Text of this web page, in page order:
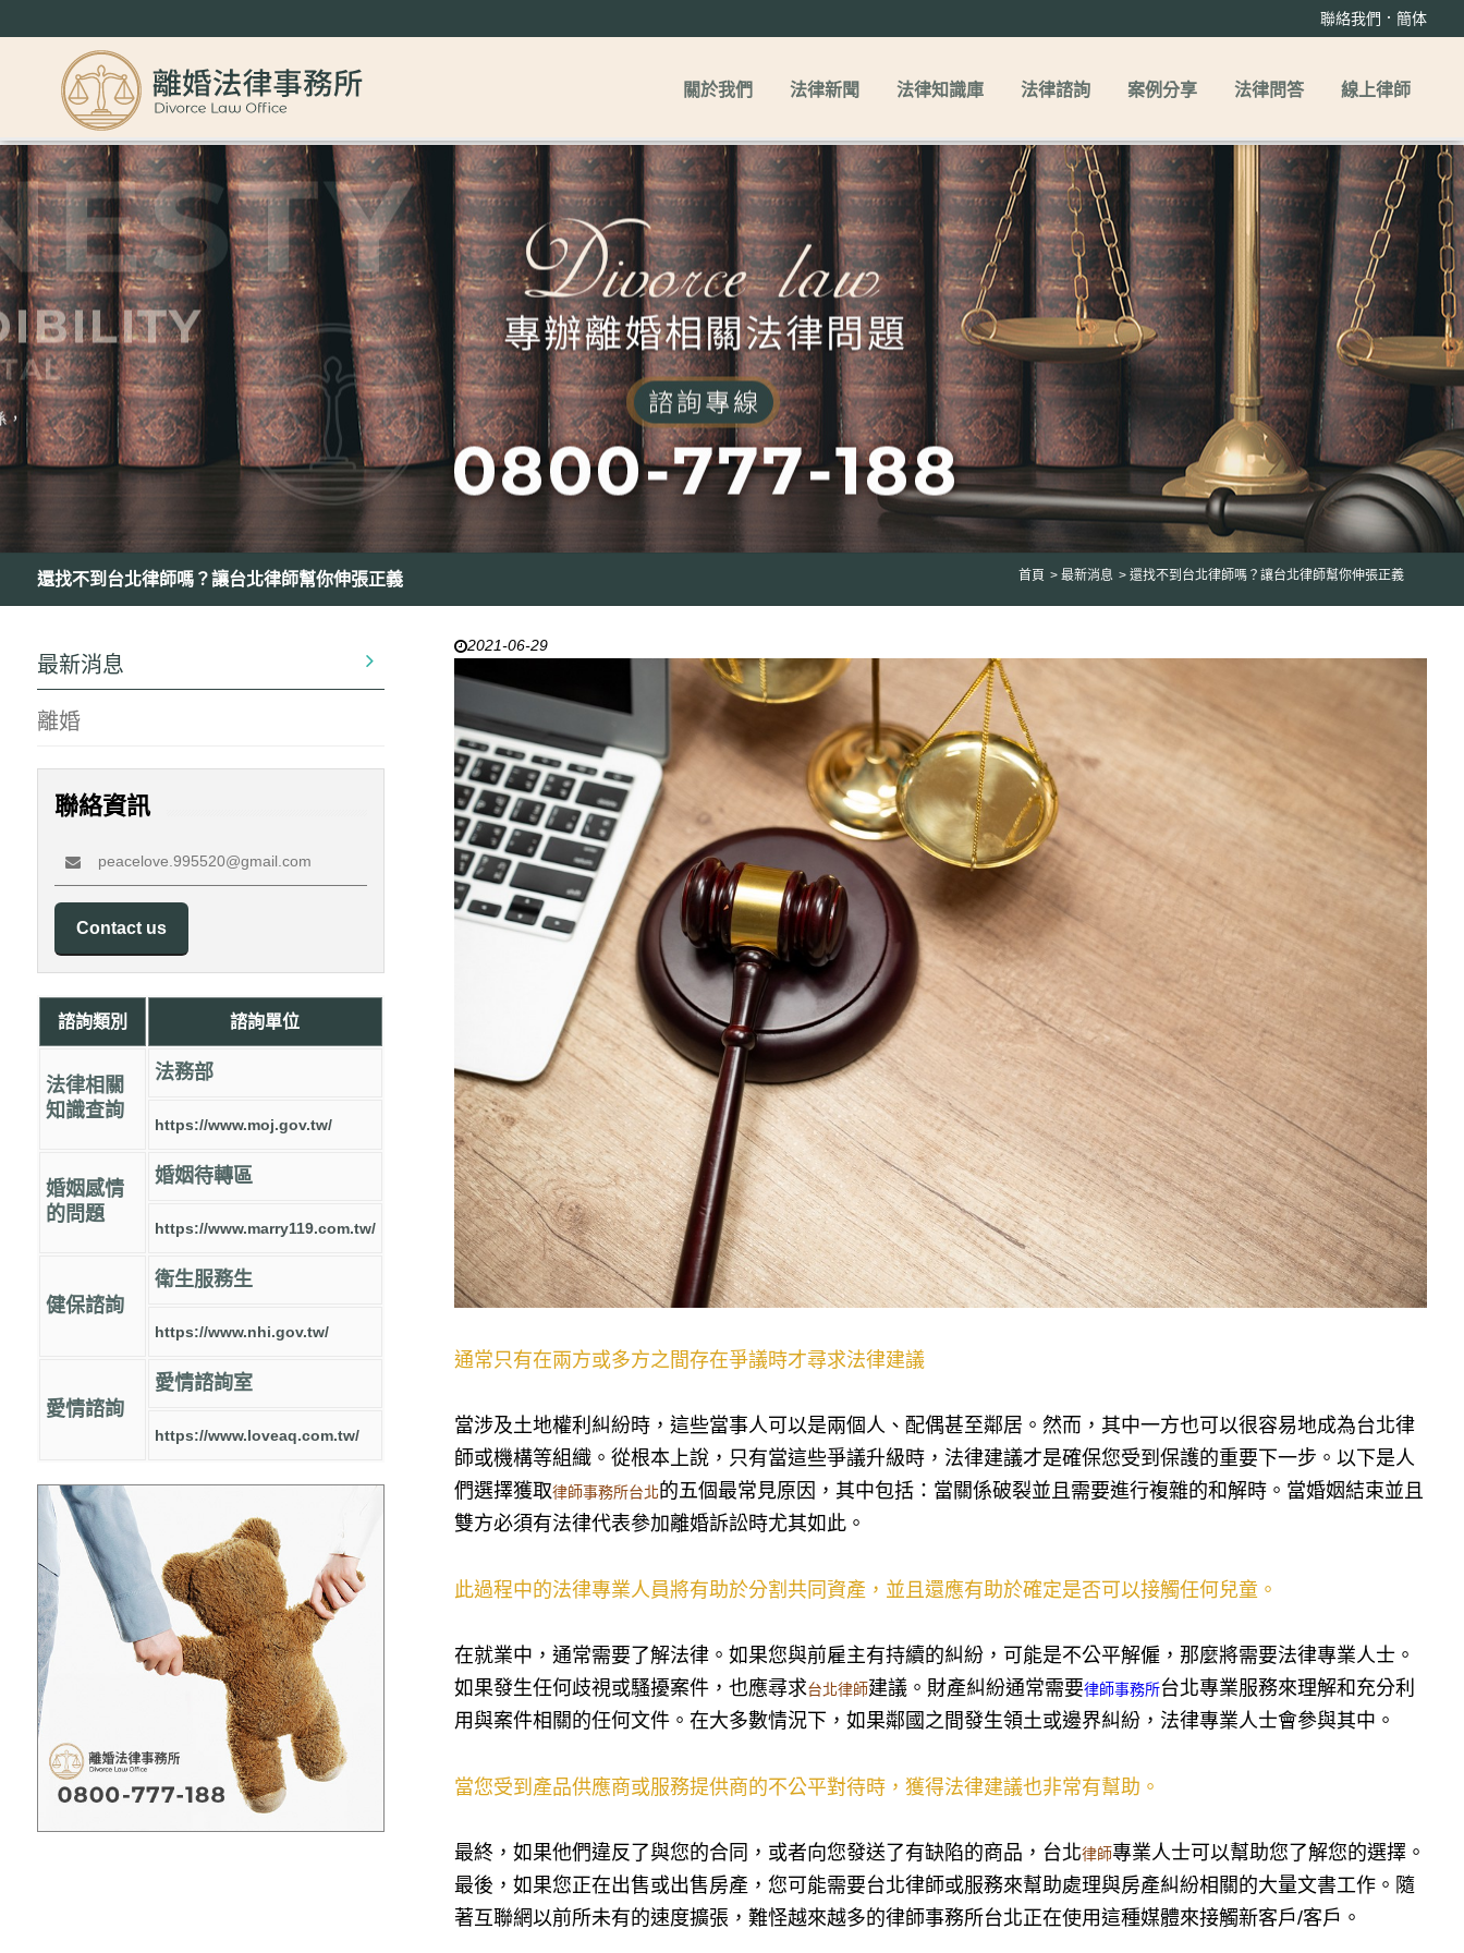
聯絡我們 ．簡体
關於我們 法律新聞 法律知識庫 法律諮詢 案例分享 法律問答 線上律師
還找不到台北律師嗎？讓台北律師幫你伸張正義 首頁 最新消息 還找不到台北律師嗎？讓台北律師幫你伸張正義
最新消息
離婚
聯絡資訊
peacelove.995520@gmail.com
Contact us
諮詢類別 諮詢單位
法律相關
知識查詢
法務部
https://www.moj.gov.tw/
婚姻感情
的問題
婚姻待轉區
https://www.marry119.com.tw/
健保諮詢
衛生服務生
https://www.nhi.gov.tw/
愛情諮詢
愛情諮詢室
https://www.loveaq.com.tw/
2021-06-29
通常只有在兩方或多方之間存在爭議時才尋求法律建議
當涉及土地權利糾紛時，這些當事人可以是兩個人、配偶甚至鄰居。然而，其中一方也可以很容易地成為台北律
師或機構等組織。從根本上說，只有當這些爭議升級時，法律建議才是確保您受到保護的重要下一步。以下是人
們選擇獲取律師事務所台北的五個最常見原因，其中包括：當關係破裂並且需要進行複雜的和解時。當婚姻結束並且
雙方必須有法律代表參加離婚訴訟時尤其如此。
此過程中的法律專業人員將有助於分割共同資產，並且還應有助於確定是否可以接觸任何兒童。
在就業中，通常需要了解法律。如果您與前雇主有持續的糾紛，可能是不公平解僱，那麼將需要法律專業人士。
如果發生任何歧視或騷擾案件，也應尋求台北律師建議。財產糾紛通常需要律師事務所台北專業服務來理解和充分利
用與案件相關的任何文件。在大多數情況下，如果鄰國之間發生領土或邊界糾紛，法律專業人士會參與其中。
當您受到產品供應商或服務提供商的不公平對待時，獲得法律建議也非常有幫助。
最終，如果他們違反了與您的合同，或者向您發送了有缺陷的商品，台北律師專業人士可以幫助您了解您的選擇。
最後，如果您正在出售或出售房產，您可能需要台北律師或服務來幫助處理與房產糾紛相關的大量文書工作。隨
著互聯網以前所未有的速度擴張，難怪越來越多的律師事務所台北正在使用這種媒體來接觸新客戶/客戶。